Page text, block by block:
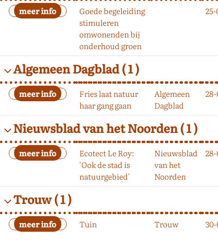
Goede begeleiding
stimuleren
omwonenden bij
onderhoud groen
25-
Algemeen Dagblad( 1 )
Fries laat natuur
haar gang gaan
Algemeen
Dagblad
28-
Nieuwsblad van het Noorden( 1 )
Ecotect Le Roy:
'Ook de stad is
natuurgebied'
Nieuwsblad
van het
Noorden
28-
Trouw( 1 )
Tuin Trouw 30-